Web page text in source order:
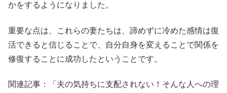
かをするようになりました。
重要な点は、これらの妻たちは、諦めずに冷めた感情は復
活できると信じることで、自分自身を変えることで関係を
修復することに成功したということです。
関連記事：「夫の気持ちに支配されない！そんな人への理